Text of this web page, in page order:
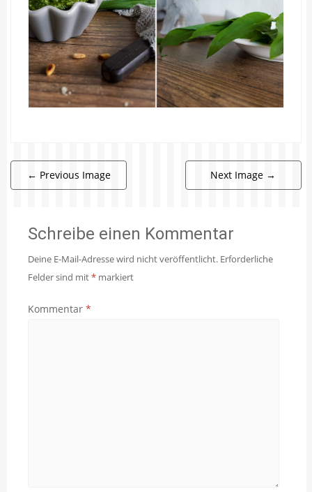
← Previous Image Next Image →
Schreibe einen Kommentar
Deine E-Mail-Adresse wird nicht veröffentlicht. Erforderliche
Felder sind mit* markiert
Kommentar *